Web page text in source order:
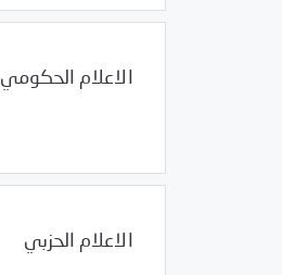
الاعلام الحكومي
الاعلام الحزبي